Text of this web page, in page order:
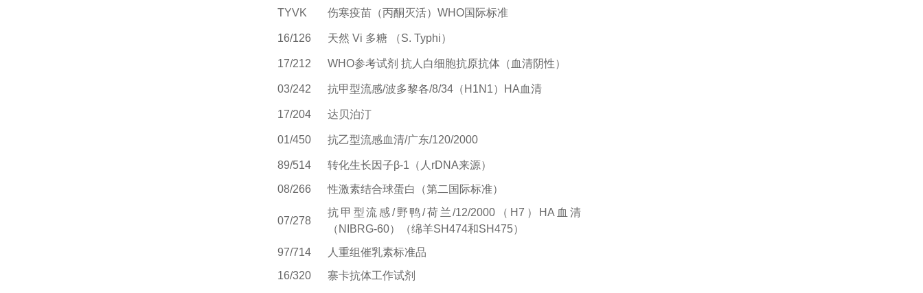
TYVK 伤寒疫苗（丙酮灭活）WHO国际标准
16/126 天然 Vi 多糖 （S. Typhi）
17/212 WHO参考试剂 抗人白细胞抗原抗体（血清阴性）
03/242 抗甲型流感/波多黎各/8/34（H1N1）HA血清
17/204 达贝泊汀
01/450 抗乙型流感血清/广东/120/2000
89/514 转化生长因子β-1 （人 rDNA来源）
08/266 性激素结合球蛋白（第二国际标准）
07/278
抗甲型流感/野鸭/荷兰/12/2000（H7）HA血清
（NIBRG-60）（绵羊SH474和SH475）
97/714
人重组催乳素标准品
16/320
寨卡抗体工作试剂